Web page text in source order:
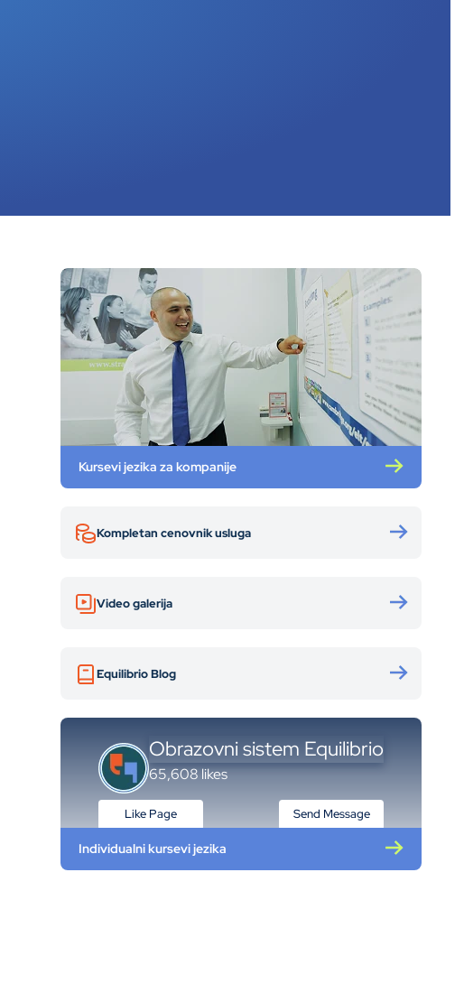
Kursevi jezika za kompanije
Kompletan cenovnik usluga
Video galerija
Equilibrio Blog
Obrazovni sistem Equilibrio
65,608 likes
Like Page Send Message
Individualni kursevi jezika